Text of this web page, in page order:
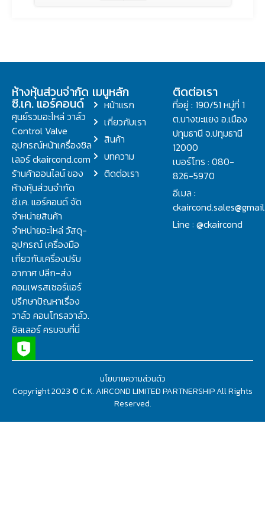
ห้างหุ้นส่วนจำกัด
ซี.เค. แอร์คอนด์
ศูนย์รวมอะไหล่ วาล์ว
Control Valve
อุปกรณ์หน้าเครื่องชิล
เลอร์ ckaircond.com
ร้านค้าออนไลน์ ของ
ห้างหุ้นส่วนจำกัด
ซี.เค. แอร์คอนด์ จัด
จำหน่ายสินค้า
จำหน่ายอะไหล่ วัสดุ-
อุปกรณ์ เครื่องมือ
เกี่ยวกับเครื่องปรับ
อากาศ ปลีก-ส่ง
คอมเพรสเซอร์แอร์
ปรึกษาปัญหาเรื่อง
วาล์ว คอนโทรลวาล์ว.
ชิลเลอร์ ครบจบที่นี่
เมนูหลัก
หน้าแรก
เกี่ยวกับเรา
สินค้า
บทความ
ติดต่อเรา
ติดต่อเรา
ที่อยู่ : 190/51 หมู่ที่ 1
ต.บางขะแยง อ.เมือง
ปทุมธานี จ.ปทุมธานี
12000
เบอร์โทร : 080-
826-5970
อีเมล :
Line : @ckaircond
Copyright 2023 © C.K. AIRCOND LIMITED PARTNERSHIP All Rights
Reserved.
นโยบายความส่วนตัว